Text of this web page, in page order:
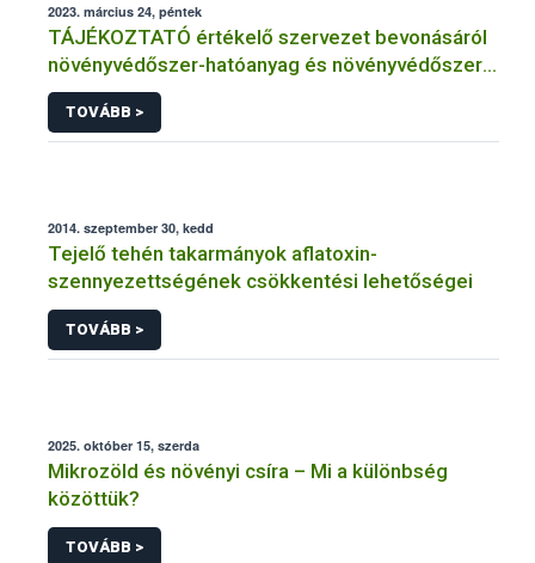
2023. március 24, péntek
TÁJÉKOZTATÓ értékelő szervezet bevonásáról
növényvédőszer-hatóanyag és növényvédőszer
engedélyezésére, továbbá a meglévő engedély
meghosszabbítására vagy módosítására irányuló
eljárásba
TOVÁBB >
2014. szeptember 30, kedd
Tejelő tehén takarmányok aflatoxin-
szennyezettségének csökkentési lehetőségei
TOVÁBB >
2025. október 15, szerda
Mikrozöld és növényi csíra – Mi a különbség
közöttük?
TOVÁBB >